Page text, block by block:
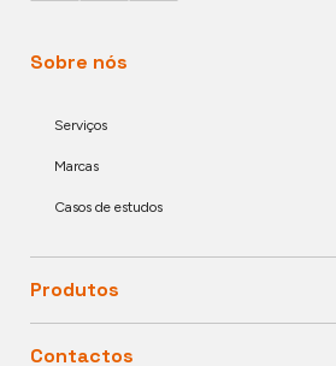
Sobre nós
Serviços
Marcas
Casos de estudos
Produtos
Contactos